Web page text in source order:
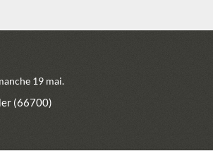
19 mai.
(66700)